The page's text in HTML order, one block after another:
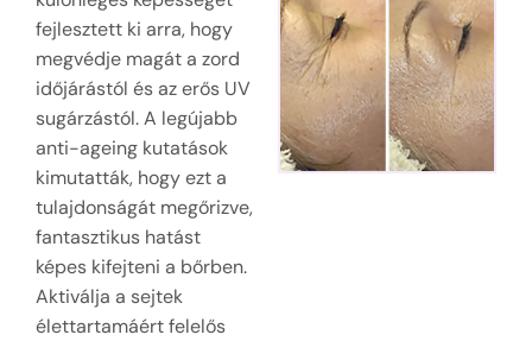
fejlesztett ki arra, hogy
megvédje magát a zord
időjárástól és az erős UV
sugárzástól. A legújabb
anti-ageing kutatások
kimutatták, hogy ezt a
tulajdonságát megőrizve,
fantasztikus hatást
képes kifejteni a bőrben.
Aktiválja a sejtek
élettartamáért felelős